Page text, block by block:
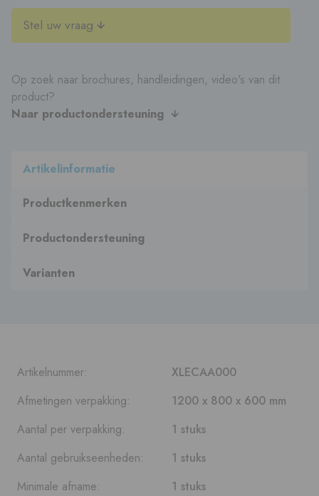
Stel uw vraag
Op zoek naar brochures, handleidingen, video's van dit
product?
Naar productondersteuning
Artikelinformatie
Productkenmerken
Productondersteuning
Varianten
Artikelnummer:
XLECAA000
Afmetingen verpakking:
1200 x 800 x 600 mm
Aantal per verpakking:
1 stuks
Aantal gebruikseenheden:
1 stuks
Minimale afname:
1 stuks